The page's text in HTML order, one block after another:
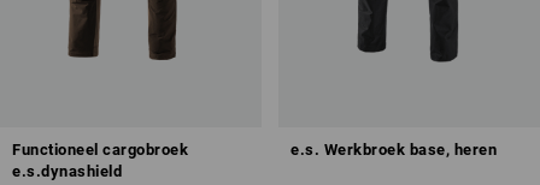
Functioneel cargobroek
e.s.dynashield
e.s. Werkbroek base, heren